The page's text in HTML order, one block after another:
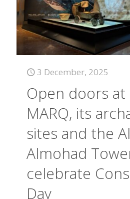
3 December, 2025
Open doors at
MARQ, its
sites and the
Almohad
celebrate
Day